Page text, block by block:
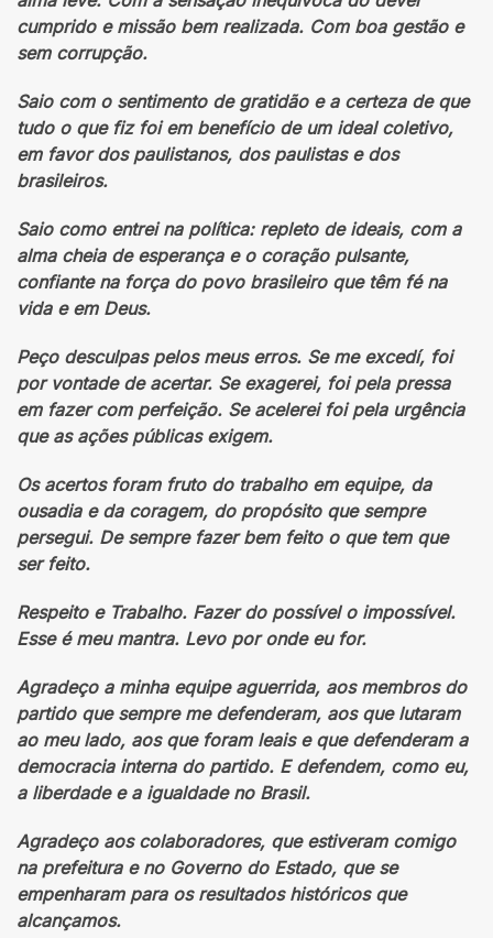
cumprido e missão bem realizada. Com boa gestão e
sem corrupção.
Saio com o sentimento de gratidão e a certeza de que
tudo o que fiz foi em benefício de um ideal coletivo,
em favor dos paulistanos, dos paulistas e dos
brasileiros.
Saio como entrei na política: repleto de ideais, com a
alma cheia de esperança e o coração pulsante,
confiante na força do povo brasileiro que têm fé na
vida e em Deus.
Peço desculpas pelos meus erros. Se me excedí, foi
por vontade de acertar. Se exagerei, foi pela pressa
em fazer com perfeição. Se acelerei foi pela urgência
que as ações públicas exigem.
Os acertos foram fruto do trabalho em equipe, da
ousadia e da coragem, do propósito que sempre
persegui. De sempre fazer bem feito o que tem que
ser feito.
Respeito e Trabalho. Fazer do possível o impossível.
Esse é meu mantra. Levo por onde eu for.
Agradeço a minha equipe aguerrida, aos membros do
partido que sempre me defenderam, aos que lutaram
ao meu lado, aos que foram leais e que defenderam a
democracia interna do partido. E defendem, como eu,
a liberdade e a igualdade no Brasil.
Agradeço aos colaboradores, que estiveram comigo
na prefeitura e no Governo do Estado, que se
empenharam para os resultados históricos que
alcançamos.